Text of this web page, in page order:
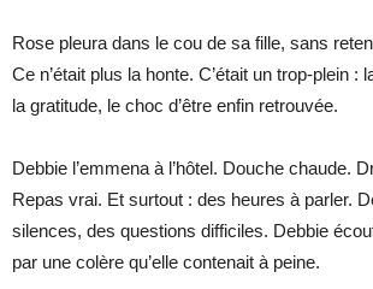
Rose pleura dans le cou de sa fille, sans
Ce n’était plus la honte. C’était un trop-plein :
la gratitude, le choc d’être enfin retrouvée.
Debbie l’emmena à l’hôtel. Douche chaude.
Repas vrai. Et surtout : des heures à parler.
silences, des questions difficiles. Debbie
par une colère qu’elle contenait à peine.